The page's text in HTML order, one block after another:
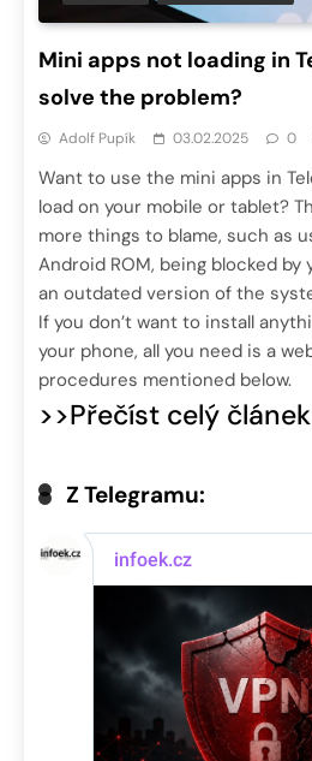
Mini apps not loading in
solve the problem?
Adolf Pupík 03.02.2025 0
Want to use the mini apps in
load on your mobile or tablet?
more things to blame, such as
Android ROM, being blocked by
an outdated version of the
If you don’t want to install
your phone, all you need is a
procedures mentioned below.
>>Přečíst celý článek
Z Telegramu: